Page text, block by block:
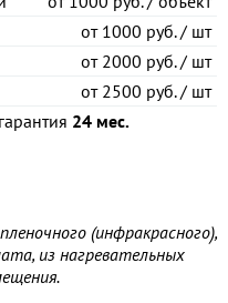
от1000 руб. / шт
от2000 руб. / шт
от2500 руб. / шт
24 мес.
(инфракрасного),
из нагревательных